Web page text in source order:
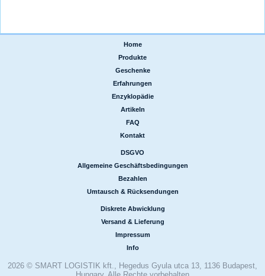
Home
Produkte
Geschenke
Erfahrungen
Enzyklopädie
Artikeln
FAQ
Kontakt
DSGVO
Allgemeine Geschäftsbedingungen
Bezahlen
Umtausch & Rücksendungen
Diskrete Abwicklung
Versand & Lieferung
Impressum
Info
2026 © SMART LOGISTIK kft., Hegedus Gyula utca 13, 1136 Budapest,